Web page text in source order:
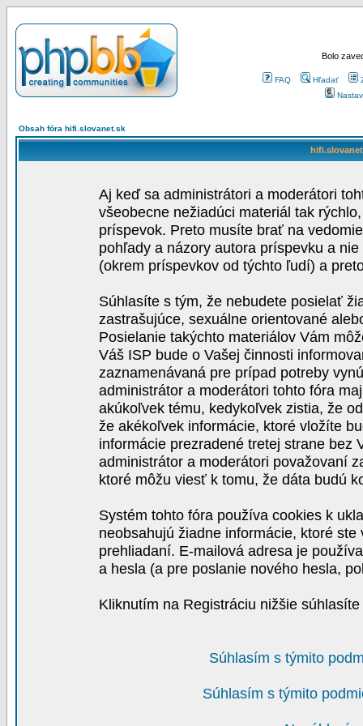
Bolo
FAQ Hľadať
Obsah fóra hifi.slovanet.sk
Aj keď sa administrátori a moderátori
všeobecne nežiadúci materiál tak
príspevok. Preto musíte brať na
pohľady a názory autora príspevku a
(okrem príspevkov od týchto ľudí) a
Súhlasíte s tým, že nebudete posielať
zastrašujúce, sexuálne orientované
Posielanie takýchto materiálov Vám
Váš ISP bude o Vašej činnosti
zaznamenávaná pre prípad potreby
administrátor a moderátori tohto fóra
akúkoľvek tému, kedykoľvek zistia, že
že akékoľvek informácie, ktoré vložíte
informácie prezradené tretej strane bez
administrátor a moderátori považovaní
ktoré môžu viesť k tomu, že dáta budú
Systém tohto fóra používa cookies k
neobsahujú žiadne informácie, ktoré
prehliadaní. E-mailová adresa je
a hesla (a pre poslanie nového hesla,
Kliknutím na Registráciu nižšie
Súhlasím s týmito
Súhlasím s týmito